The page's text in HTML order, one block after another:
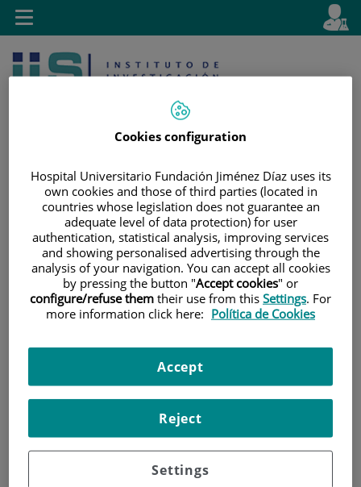
Saltar al contenido
contenido
activo
es
Buscar
Toggle
navigation
INICIO|ÁREAS Y GRUPOS DE INVESTIGACIÓN
ENFERMEDADES RENALES, METABÓLICAS Y
|CARDIOLOGÍA
PRESENTACIONES DE CARDIOLOGÍA 2021
Cookies configuration
Hospital Universitario Fundación Jiménez Díaz uses its
own cookies and those of third parties (located in
countries whose legislation does not guarantee an
adequate level of data protection) for user
authentication, statistical analysis, improving services
and showing personalised advertising through the
analysis of your navigation. You can accept all cookies
by pressing the button "Accept cookies" or
configure/refuse them their use from this Settings. For
more information click here: Política de Cookies
Settings
Reject
Accept